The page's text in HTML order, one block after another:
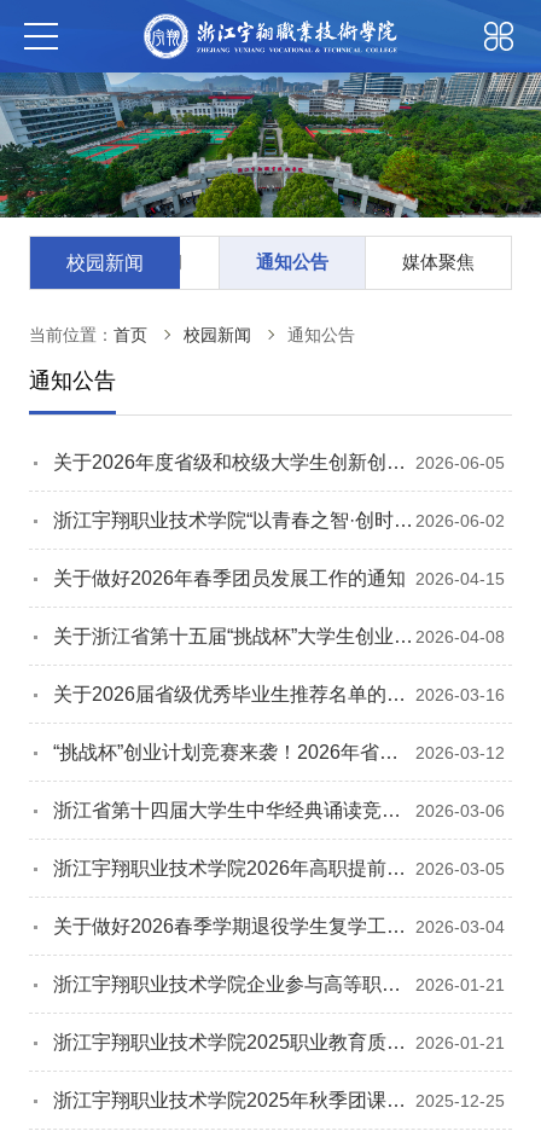
校园新闻综合新闻 通知公告 媒体聚焦
通知公告
当前位置： 首页 校园新闻 通知公告
关于2026年度省级和校级大学生创新创业
2026-06-05
浙江宇翔职业技术学院“以青春之智·创时代 2026-06-02
关于做好2026年春季团员发展工作的通知 2026-04-15
关于浙江省第十五届“挑战杯”大学生创业
2026-04-08
关于2026届省级优秀毕业生推荐名单的公
2026-03-16
“挑战杯”创业计划竞赛来袭！2026年省赛
2026-03-12
浙江省第十四届大学生中华经典诵读竞赛
2026-03-06
浙江宇翔职业技术学院2026年高职提前招
2026-03-05
关于做好2026春季学期退役学生复学工作
2026-03-04
浙江宇翔职业技术学院企业参与高等职业
2026-01-21
浙江宇翔职业技术学院2025职业教育质量
2026-01-21
浙江宇翔职业技术学院2025年秋季团课考
2025-12-25